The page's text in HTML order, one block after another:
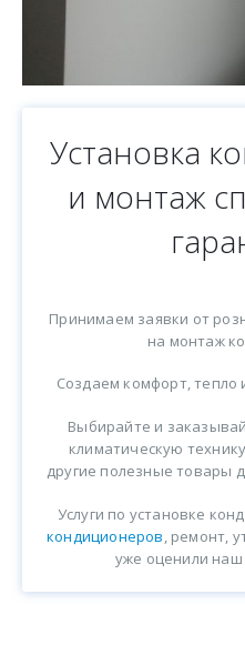
Установка
и монтаж
Принимаем заявки от
на монтаж
Создаем комфорт,
Выбирайте и
климатическую
другие полезные товары
Услуги по установке
кондиционеров , ремонт,
уже оценили наш